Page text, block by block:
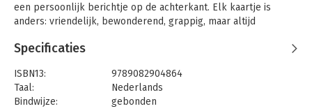
een persoonlijk berichtje op de achterkant. Elk kaartje is
anders: vriendelijk, bewonderend, grappig, maar altijd
Specificaties
ISBN13:
9789082904864
Taal:
Nederlands
Bindwijze:
gebonden